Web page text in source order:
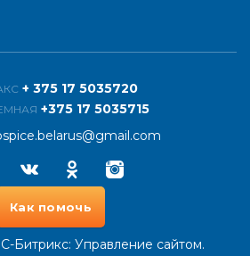
+ 375 17 5035720
+375 17 5035715
VkontakteOdnoklassnikiInstagram
Как помочь
Битрикс: Управление сайтом.